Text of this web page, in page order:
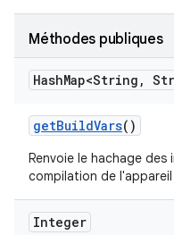
Méthodes publiques
HashMap<String ,
getBuildVars()
Renvoie le hachage
compilation de l'appareil
Integer